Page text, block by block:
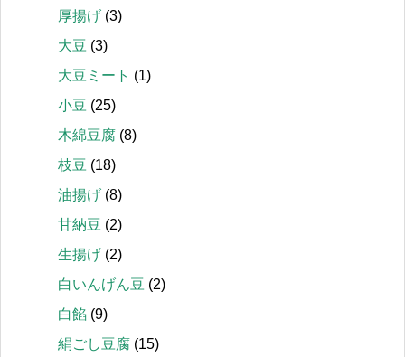
厚揚げ (3)
大豆 (3)
大豆ミート (1)
小豆 (25)
木綿豆腐 (8)
枝豆 (18)
油揚げ (8)
甘納豆 (2)
生揚げ (2)
白いんげん豆 (2)
白餡 (9)
絹ごし豆腐 (15)